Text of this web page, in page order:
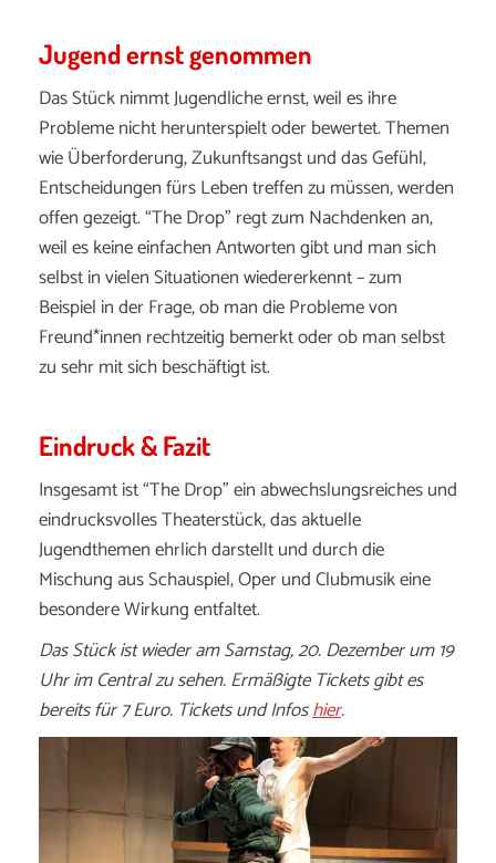
Jugend ernst genommen
Das Stück nimmt Jugendliche ernst, weil es ihre
Probleme nicht herunterspielt oder bewertet. Themen
wie Überforderung, Zukunftsangst und das Gefühl,
Entscheidungen fürs Leben treffen zu müssen, werden
offen gezeigt. “The Drop” regt zum Nachdenken an,
weil es keine einfachen Antworten gibt und man sich
selbst in vielen Situationen wiedererkennt – zum
Beispiel in der Frage, ob man die Probleme von
Freund*innen rechtzeitig bemerkt oder ob man selbst
zu sehr mit sich beschäftigt ist.
Eindruck & Fazit
Insgesamt ist “The Drop” ein abwechslungsreiches und
eindrucksvolles Theaterstück, das aktuelle
Jugendthemen ehrlich darstellt und durch die
Mischung aus Schauspiel, Oper und Clubmusik eine
besondere Wirkung entfaltet.
Das Stück ist wieder am Samstag, 20. Dezember um 19
Uhr im Central zu sehen. Ermäßigte Tickets gibt es
bereits für 7 Euro. Tickets und Infoshier.